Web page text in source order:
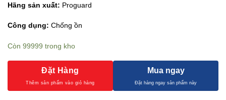
Hãng sản xuất: Proguard
Công dụng: Chống ồn
Còn 99999 trong kho
Đặt Hàng Mua ngay